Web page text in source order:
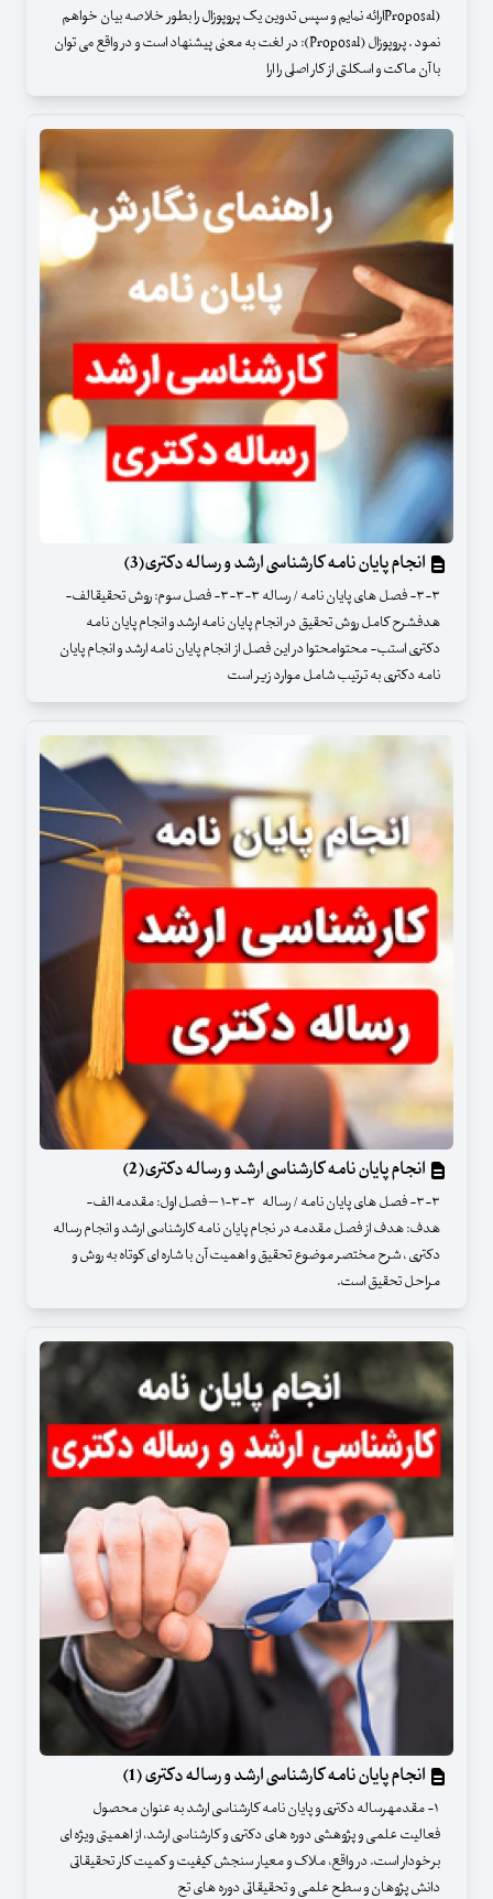
(Proposalارائه نمایم و سپس تدوین یک پروپوزال را بطور خلاصه بیان خواهم
نمود . پروپوزال (Proposal): در لغت به معنی پیشنهاد است و در واقع می توان
با آن ماکت و اسکلتی از کار اصلی را ارا
انجام پایان نامه کارشناسی ارشد و رساله دکتری(3)
۳-۳- فصل های پایان نامه / رساله ۳-۳-۳- فصل سوم: روش تحقیقالف-
هدفشرح کامل روش تحقیق در انجام پایان نامه ارشد و انجام پایان نامه
دکتری استب- محتوامحتوا در این فصل از انجام پایان نامه ارشد و انجام پایان
نامه دکتری به ترتیب شامل موارد زیر است
انجام پایان نامه کارشناسی ارشد و رساله دکتری(2)
۳-۳- فصل های پایان نامه / رساله ۳-۳-۱ – فصل اول: مقدمه الف-
هدف: هدف از فصل مقدمه در نجام پایان نامه کارشناسی ارشد و انجام رساله
دکتری ، شرح مختصر موضوع تحقیق و اهمیت آن با شاره ای کوتاه به روش و
مراحل تحقیق است.
انجام پایان نامه کارشناسی ارشد و رساله دکتری (1)
۱- مقدمهرساله دکتری و پایان نامه کارشناسی ارشد به عنوان محصول
فعالیت علمی و پژوهشی دوره های دکتری و کارشناسی ارشد، از اهمیتی ویژه ای
برخودار است. در واقع، ملاک و معیار سنجش کیفیت و کمیت کار تحقیقاتی
دانش پژوهان و سطح علمی و تحقیقاتی دوره های تح